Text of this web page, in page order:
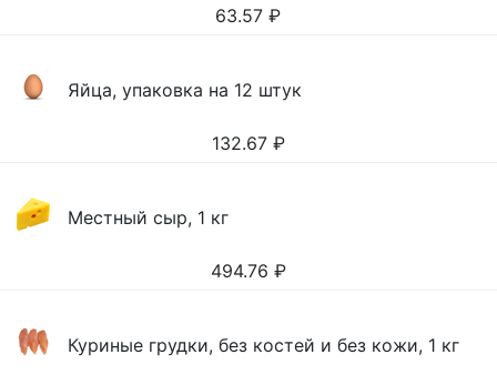
63.57 ₽
Яйца, упаковка на 12 штук
132.67 ₽
Местный сыр, 1 кг
494.76 ₽
Куриные грудки, без костей и без кожи, 1 кг